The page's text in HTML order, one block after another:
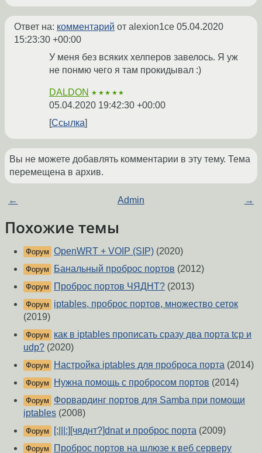
Ответ на: комментарий от alexion1ce 05.04.2020
15:23:30 +00:00
У меня без всяких хелперов завелось. Я уж
не понмю чего я там прокидывал :)
DALDON ★★★★★
05.04.2020 19:42:30 +00:00
Ссылка
Вы не можете добавлять комментарии в эту тему. Тема
перемещена в архив.
← Admin →
Похожие темы
Форум OpenWRT + VOIP (SIP) (2020)
Форум Банальный проброс портов (2012)
Форум Проброс портов ЧЯДНТ? (2013)
Форум
iptables, проброс портов, множество сеток
(2019)
Форум
как в iptables прописать сразу два порта tcp и
udp? (2020)
Форум Настройка iptables для проброса порта (2014)
Форум Нужна помощь с пробросом портов (2014)
Форум
Форвардинг портов для Samba при помощи
iptables (2008)
Форум [:|||:][чяднт?]dnat и проброс порта (2009)
Форум Проброс портов на шлюзе к веб серверу